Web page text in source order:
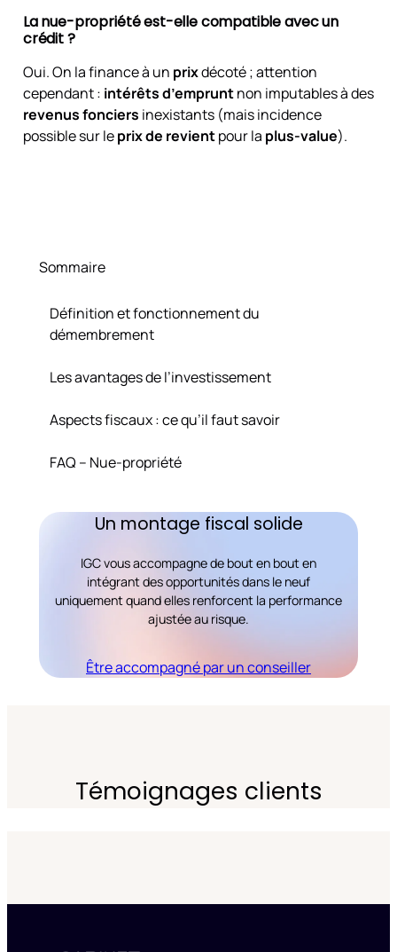
La nue-propriété est-elle compatible avec un
crédit ?
Oui. On la finance à un prixdécoté ; attention
cependant : intérêts d’empruntnon imputables à des
revenus fonciers inexistants (mais incidence
possible sur leprix de revientpour la plus-value).
Sommaire
Définition et fonctionnement du
démembrement
Les avantages de l’investissement
Aspects fiscaux : ce qu’il faut savoir
FAQ – Nue-propriété
Un montage fiscal solide
IGC vous accompagne de bout en bout en
intégrant des opportunités dans le neuf
uniquement quand elles renforcent la performance
ajustée au risque.
Être accompagné par un conseiller
Témoignages clients